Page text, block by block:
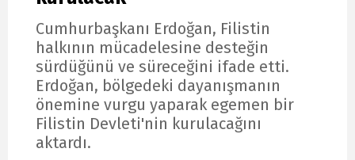
Cumhurbaşkanı Erdoğan, Filistin
halkının mücadelesine desteğin
sürdüğünü ve süreceğini ifade etti.
Erdoğan, bölgedeki dayanışmanın
önemine vurgu yaparak egemen bir
Filistin Devleti'nin kurulacağını
aktardı.